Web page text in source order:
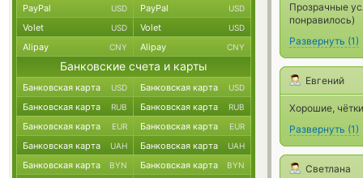
Прозрачные
понравилось)
Развернуть (1)
Евгений
Хорошие,
Развернуть (1)
Светлана
PayPal USD PayPal USD
Volet USD Volet USD
Alipay CNY Alipay CNY
Банковские счета и карты
Банковская карта USD Банковская карта USD
Банковская карта RUB Банковская карта RUB
Банковская карта EUR Банковская карта EUR
Банковская карта UAH Банковская карта UAH
Банковская карта BYN Банковская карта BYN